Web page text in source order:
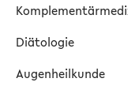
Diätologie
Augenheilkunde